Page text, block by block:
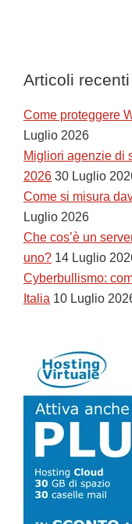
Articoli recenti
Come proteggere
Luglio 2026
Migliori agenzie di
2026 30 Luglio
Come si misura
Luglio 2026
Che cos’è un
uno? 14 Luglio
Cyberbullismo:
Italia 10 Luglio